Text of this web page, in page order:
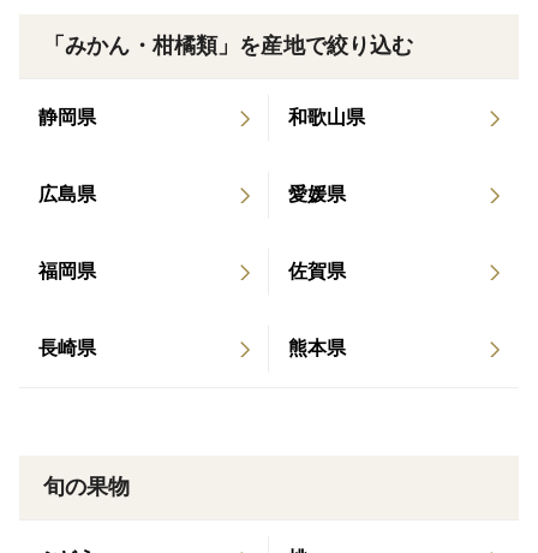
❗にすることでお安く販売できております。
大きい玉が多い場合は多めにお入れいたしております
全部大玉だけなんてことはないです
黒い点や傷があったりする果実があります。
「みかん・柑橘類」を産地で絞り込む
静岡県 和歌山県
広島県 愛媛県
福岡県 佐賀県
長崎県 熊本県
旬の果物